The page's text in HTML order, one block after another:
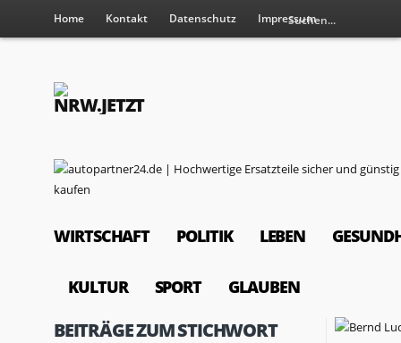
Home Kontakt Datenschutz Impressum
WIRTSCHAFT POLITIK LEBEN
KULTUR SPORT GLAUBEN
BEITRÄGE ZUM STICHWORT